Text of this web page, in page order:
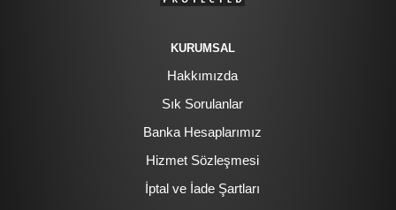
KURUMSAL
Hakkımızda
Sık Sorulanlar
Banka Hesaplarımız
Hizmet Sözleşmesi
İptal ve İade Şartları